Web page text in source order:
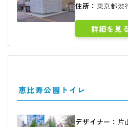
住所： 東京都渋
詳細を見る
恵比寿公園トイレ
デザイナー： 片